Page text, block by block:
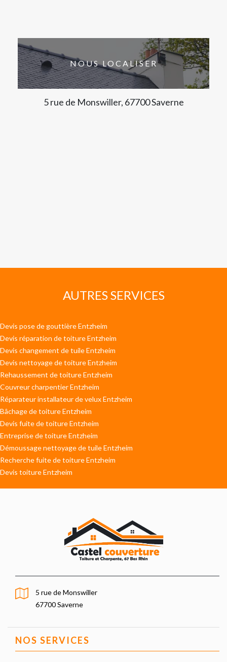
NOUS LOCALISER
5 rue de Monswiller, 67700 Saverne
AUTRES SERVICES
Devis pose de gouttière Entzheim
Devis réparation de toiture Entzheim
Devis changement de tuile Entzheim
Devis nettoyage de toiture Entzheim
Rehaussement de toiture Entzheim
Couvreur charpentier Entzheim
Réparateur installateur de velux Entzheim
Bâchage de toiture Entzheim
Devis fuite de toiture Entzheim
Entreprise de toiture Entzheim
Démoussage nettoyage de tuile Entzheim
Recherche fuite de toiture Entzheim
Devis toiture Entzheim
5 rue de Monswiller
67700 Saverne
NOS SERVICES